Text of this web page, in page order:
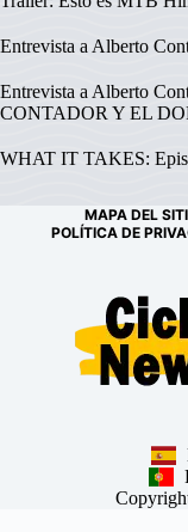
Entrevista a Alberto
Entrevista a Alberto
CONTADOR Y EL
WHAT IT TAKES:
MAPA DEL
POLÍTICA DE